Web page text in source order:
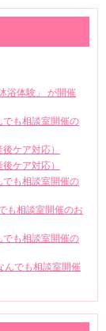
浴体験」 が開催
も相談室開催の
ケア対応）
ケア対応）
も相談室開催の
も相談室開催のお
も相談室開催の
んでも相談室開催